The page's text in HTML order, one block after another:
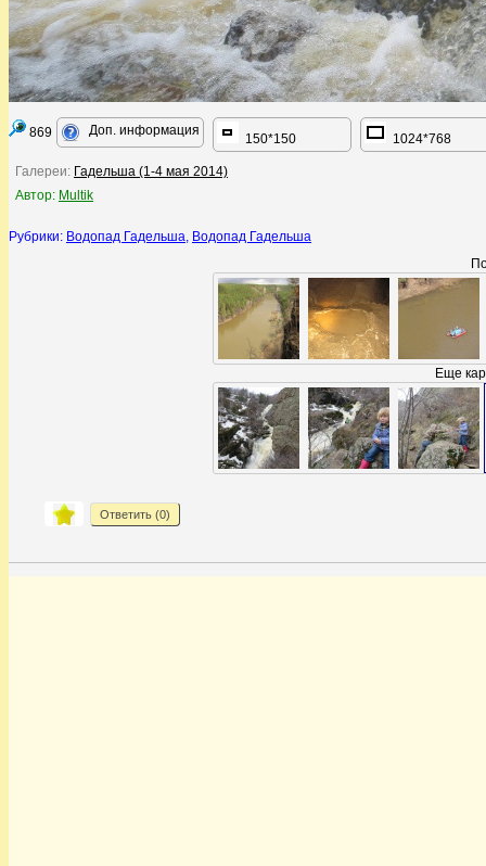
869 Доп. информация
150*150 1024*768
Галереи: Гадельша (1-4 мая 2014)
Автор: Multik
Рубрики: Водопад Гадельша, Водопад Гадельша
Еще
Ответить (0)